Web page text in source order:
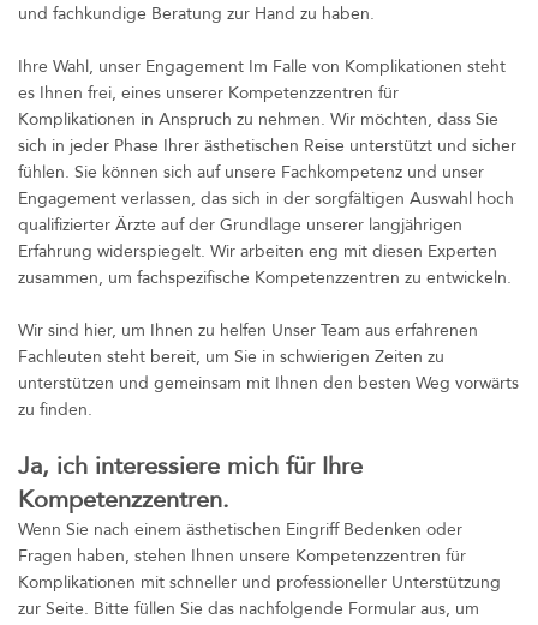
und fachkundige Beratung zur Hand zu haben.
Ihre Wahl, unser Engagement Im Falle von Komplikationen steht
es Ihnen frei, eines unserer Kompetenzzentren für
Komplikationen in Anspruch zu nehmen. Wir möchten, dass Sie
sich in jeder Phase Ihrer ästhetischen Reise unterstützt und sicher
fühlen. Sie können sich auf unsere Fachkompetenz und unser
Engagement verlassen, das sich in der sorgfältigen Auswahl hoch
qualifizierter Ärzte auf der Grundlage unserer langjährigen
Erfahrung widerspiegelt. Wir arbeiten eng mit diesen Experten
zusammen, um fachspezifische Kompetenzzentren zu entwickeln.
Wir sind hier, um Ihnen zu helfen Unser Team aus erfahrenen
Fachleuten steht bereit, um Sie in schwierigen Zeiten zu
unterstützen und gemeinsam mit Ihnen den besten Weg vorwärts
zu finden.
Ja, ich interessiere mich für Ihre
Kompetenzzentren.
Wenn Sie nach einem ästhetischen Eingriff Bedenken oder
Fragen haben, stehen Ihnen unsere Kompetenzzentren für
Komplikationen mit schneller und professioneller Unterstützung
zur Seite. Bitte füllen Sie das nachfolgende Formular aus, um